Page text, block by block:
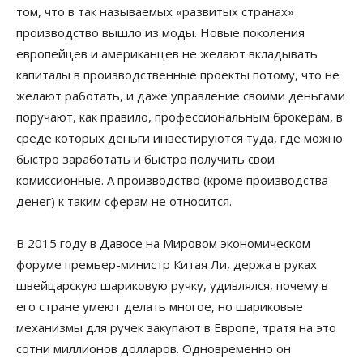
том, что в так называемых «развитых странах»
производство вышло из моды. Новые поколения
европейцев и американцев не желают вкладывать
капиталы в производственные проекты потому, что не
желают работать, и даже управление своими деньгами
поручают, как правило, профессиональным брокерам, в
среде которых деньги инвестируются туда, где можно
быстро заработать и быстро получить свои
комиссионные. А производство (кроме производства
денег) к таким сферам не относится.
В 2015 году в Давосе на Мировом экономическом
форуме премьер-министр Китая Ли, держа в руках
швейцарскую шариковую ручку, удивлялся, почему в
его стране умеют делать многое, но шариковые
механизмы для ручек закупают в Европе, тратя на это
сотни миллионов долларов. Одновременно он